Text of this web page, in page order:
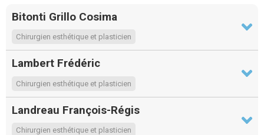
Bitonti Grillo Cosima
Chirurgien esthétique et plasticien
Lambert Frédéric
Chirurgien esthétique et plasticien
Landreau François-Régis
Chirurgien esthétique et plasticien